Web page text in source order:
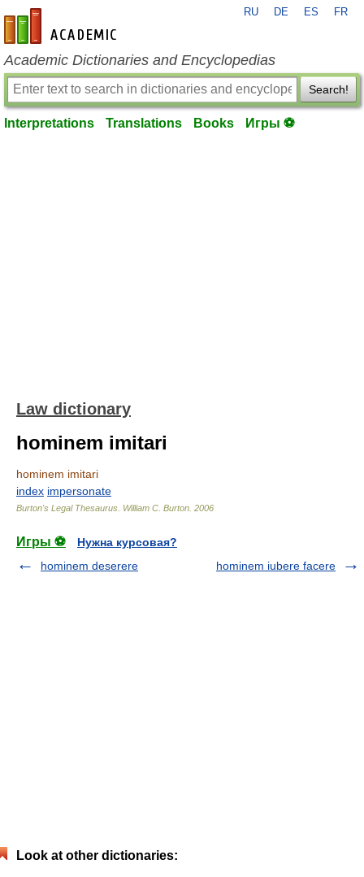
en-academic.com
RU DE ES FR
Academic Dictionaries and Encyclopedias
Search!
Interpretations Translations Books Игры ⚽
Law dictionary
hominem imitari
hominem imitari
index impersonate
Burton's Legal Thesaurus. William C. Burton 2006
Игры ⚽
Нужна курсовая?
hominem deserere
hominem iubere facere
Look at other dictionaries: